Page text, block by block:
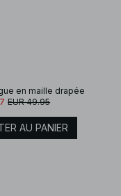
en maille drapée
EUR 49.95
AU PANIER